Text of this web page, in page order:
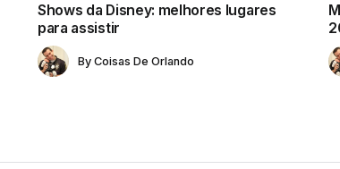
Shows da Disney: melhores lugares
para assistir
By Coisas De Orlando